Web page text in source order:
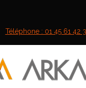
Téléphone : 01 45 61 42